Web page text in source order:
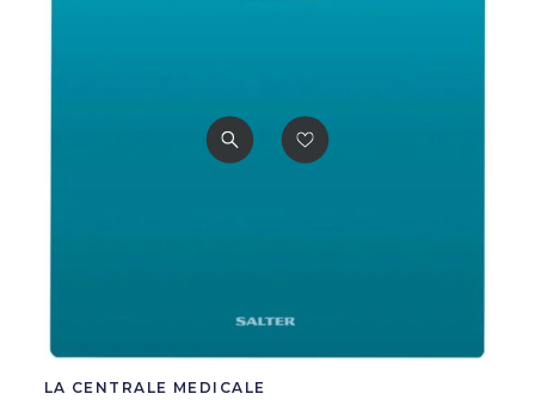
LA CENTRALE MEDICALE